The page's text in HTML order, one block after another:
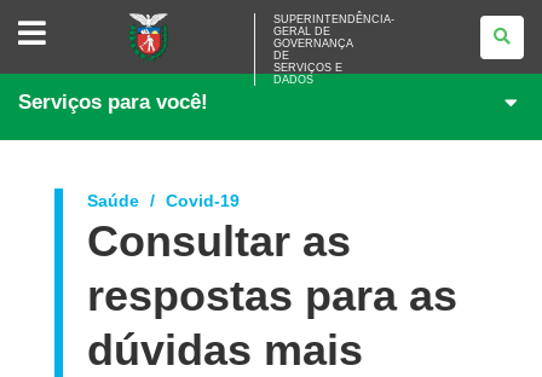
SUPERINTENDÊNCIA-
<BR>GOVERNANÇA
SERVIÇOS
DADOS
SUPERINTENDÊNCIA-
GERAL DE
GOVERNANÇA
DE
SERVIÇOS E
DADOS
Serviços para você!
Saúde Covid-19
Consultar as
respostas para as
dúvidas mais